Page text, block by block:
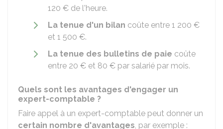
120 € de l'heure.
La tenue d'un bilan coûte entre 1 200 €
et 1 500 €.
La tenue des bulletins de paie coûte
entre 20 € et 80 € par salarié par mois.
Quels sont les avantages d'engager un
expert-comptable ?
Faire appel à un expert-comptable peut donner un
certain nombre d'avantages, par exemple :